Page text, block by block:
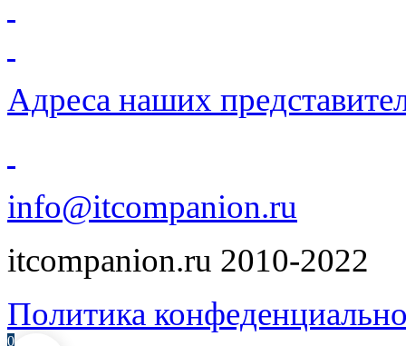
Адреса наших
info@itcompanion.ru
itcompanion.ru 2010-2022
Политика
0